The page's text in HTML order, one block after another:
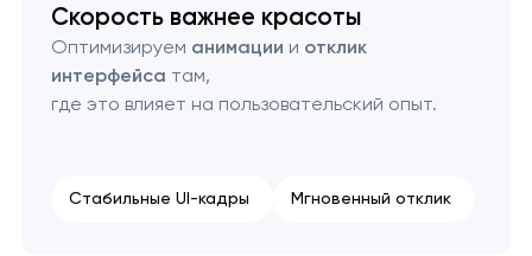
Скорость важнее красоты
Оптимизируем анимации и отклик
интерфейса там,
где это влияет на пользовательский опыт.
Стабильные UI-кадры Мгновенный отклик